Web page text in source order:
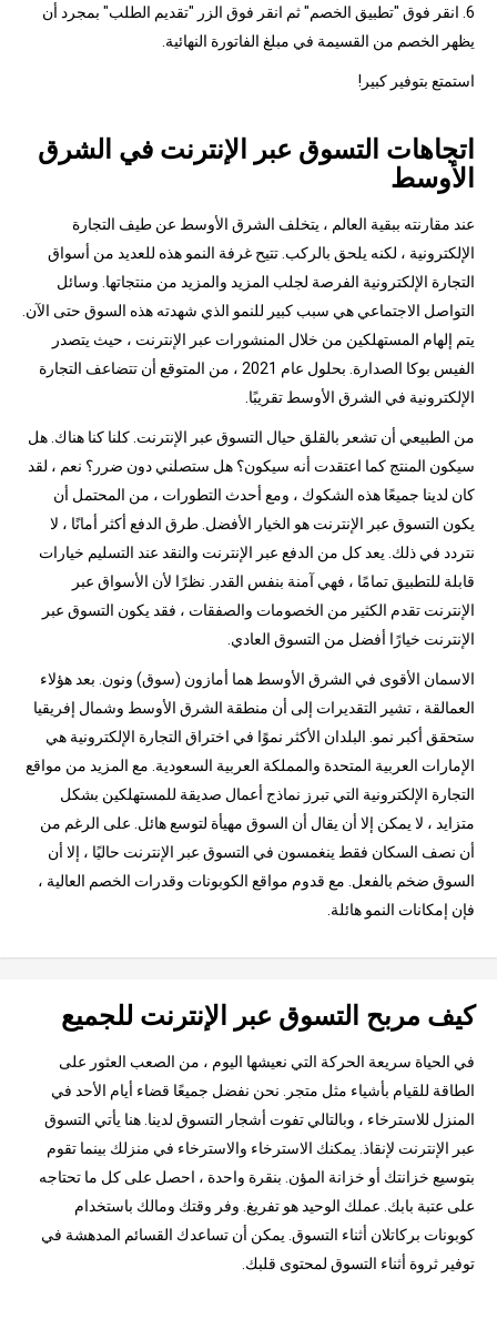
6. انقر فوق "تطبيق الخصم" ثم انقر فوق الزر "تقديم الطلب" بمجرد أن
يظهر الخصم من القسيمة في مبلغ الفاتورة النهائية.
استمتع بتوفير كبير!
اتجاهات التسوق عبر الإنترنت في الشرق
الأوسط
عند مقارنته ببقية العالم ، يتخلف الشرق الأوسط عن طيف التجارة
الإلكترونية ، لكنه يلحق بالركب. تتيح غرفة النمو هذه للعديد من أسواق
التجارة الإلكترونية الفرصة لجلب المزيد والمزيد من منتجاتها. وسائل
التواصل الاجتماعي هي سبب كبير للنمو الذي شهدته هذه السوق حتى الآن.
يتم إلهام المستهلكين من خلال المنشورات عبر الإنترنت ، حيث يتصدر
الفيس بوكا الصدارة. بحلول عام 2021 ، من المتوقع أن تتضاعف التجارة
الإلكترونية في الشرق الأوسط تقريبًا.
من الطبيعي أن تشعر بالقلق حيال التسوق عبر الإنترنت. كلنا كنا هناك. هل
سيكون المنتج كما اعتقدت أنه سيكون؟ هل ستصلني دون ضرر؟ نعم ، لقد
كان لدينا جميعًا هذه الشكوك ، ومع أحدث التطورات ، من المحتمل أن
يكون التسوق عبر الإنترنت هو الخيار الأفضل. طرق الدفع أكثر أمانًا ، لا
نتردد في ذلك. يعد كل من الدفع عبر الإنترنت والنقد عند التسليم خيارات
قابلة للتطبيق تمامًا ، فهي آمنة بنفس القدر. نظرًا لأن الأسواق عبر
الإنترنت تقدم الكثير من الخصومات والصفقات ، فقد يكون التسوق عبر
الإنترنت خيارًا أفضل من التسوق العادي.
الاسمان الأقوى في الشرق الأوسط هما أمازون (سوق) ونون. بعد هؤلاء
العمالقة ، تشير التقديرات إلى أن منطقة الشرق الأوسط وشمال إفريقيا
ستحقق أكبر نمو. البلدان الأكثر نموًا في اختراق التجارة الإلكترونية هي
الإمارات العربية المتحدة والمملكة العربية السعودية. مع المزيد من مواقع
التجارة الإلكترونية التي تبرز نماذج أعمال صديقة للمستهلكين بشكل
متزايد ، لا يمكن إلا أن يقال أن السوق مهيأة لتوسع هائل. على الرغم من
أن نصف السكان فقط ينغمسون في التسوق عبر الإنترنت حاليًا ، إلا أن
السوق ضخم بالفعل. مع قدوم مواقع الكوبونات وقدرات الخصم العالية ،
فإن إمكانات النمو هائلة.
كيف مربح التسوق عبر الإنترنت للجميع
في الحياة سريعة الحركة التي نعيشها اليوم ، من الصعب العثور على
الطاقة للقيام بأشياء مثل متجر. نحن نفضل جميعًا قضاء أيام الأحد في
المنزل للاسترخاء ، وبالتالي تفوت أشجار التسوق لدينا. هنا يأتي التسوق
عبر الإنترنت لإنقاذ. يمكنك الاسترخاء والاسترخاء في منزلك بينما تقوم
بتوسيع خزانتك أو خزانة المؤن. بنقرة واحدة ، احصل على كل ما تحتاجه
على عتبة بابك. عملك الوحيد هو تفريغ. وفر وقتك ومالك باستخدام
كوبونات بركاتلان أثناء التسوق. يمكن أن تساعدك القسائم المدهشة في
توفير ثروة أثناء التسوق لمحتوى قلبك.